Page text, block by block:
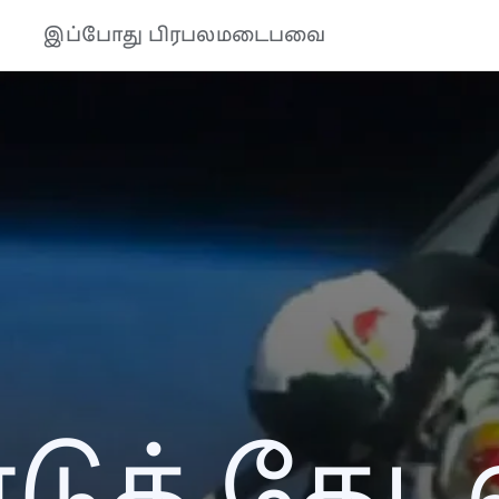
இப்போது பிரபலமடைபவை